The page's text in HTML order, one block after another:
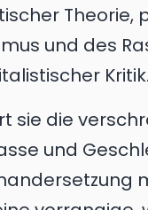
Theorie,
und des
Kritik.
sie die
und